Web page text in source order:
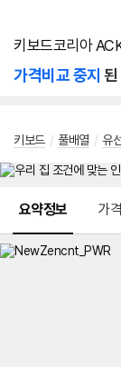
키보드코리아
가격비교 중지 된
키보드 / 풀배열 / 유
요약정보 가